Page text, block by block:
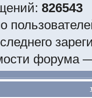
826543
форума